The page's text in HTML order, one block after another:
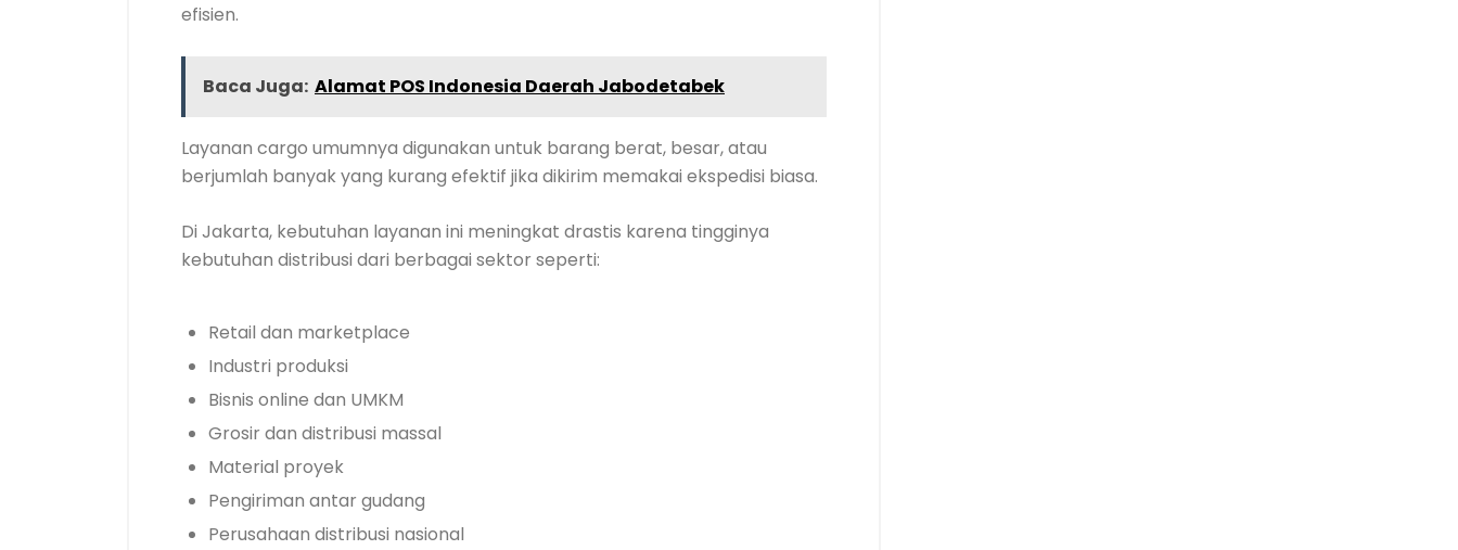
efisien.
Baca Juga: Alamat POS Indonesia Daerah Jabodetabek
Layanan cargo umumnya digunakan untuk barang berat, besar, atau
berjumlah banyak yang kurang efektif jika dikirim memakai ekspedisi biasa.
Di Jakarta, kebutuhan layanan ini meningkat drastis karena tingginya
kebutuhan distribusi dari berbagai sektor seperti:
Retail dan marketplace
Industri produksi
Bisnis online dan UMKM
Grosir dan distribusi massal
Material proyek
Pengiriman antar gudang
Perusahaan distribusi nasional